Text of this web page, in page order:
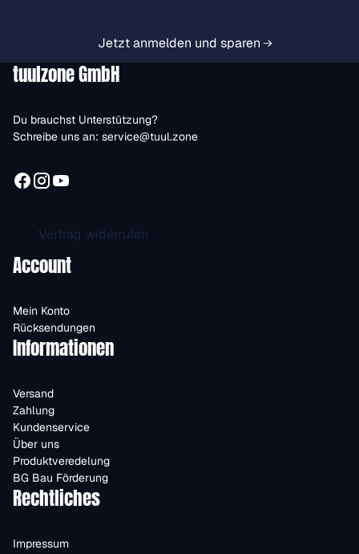
Jetzt anmelden und sparen
tuulzone GmbH
Du brauchst Unterstützung?
Schreibe uns an: service@tuul.zone
Vertrag widerrufen
Account
Mein Konto
Rücksendungen
Informationen
Versand
Zahlung
Kundenservice
Über uns
Produktveredelung
BG Bau Förderung
Rechtliches
Impressum